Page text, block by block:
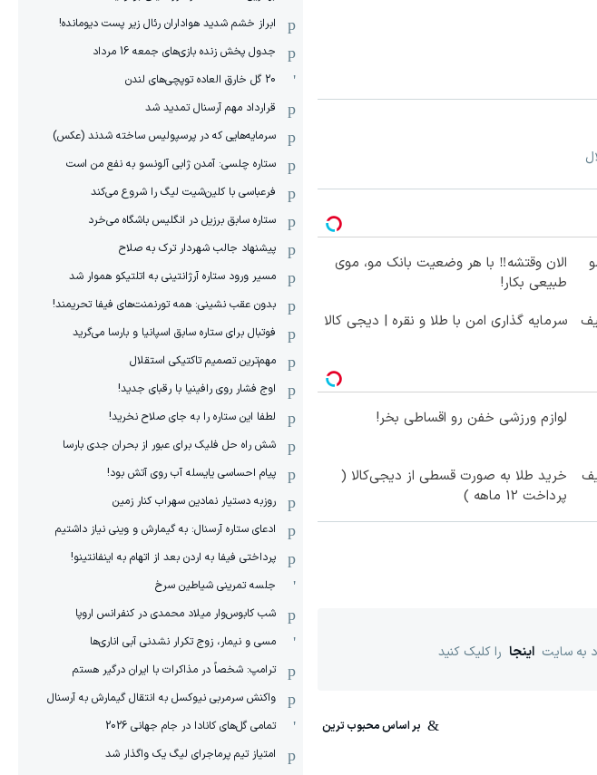
الان وقتشه‼️ با هر وضعیت بانک مو، موی
طبیعی بکار!
سرمایه گذاری امن با طلا و نقره | دیجی کالا
لوازم ورزشی خفن رو اقساطی بخر!
خرید طلا به صورت قسطی از دیجی‌کالا (
پرداخت 12 ماهه )
به سایت اینجا را کلیک کنید
ابراز خشم شدید هواداران رئال زیر پست دیومانده!
جدول پخش زنده بازی‌های جمعه 16 مرداد
20 گل خارق العاده توپچی‌های لندن
قرارداد مهم آرسنال تمدید شد
سرمایه‌هایی که در پرسپولیس ساخته شدند (عکس)
ستاره چلسی: آمدن ژابی آلونسو به نفع من است
فرعباسی با کلین‌شیت لیگ را شروع می‌کند
ستاره سابق برزیل در انگلیس باشگاه می‌خرد
پیشنهاد جالب شهردار ترک به صلاح
مسیر ورود ستاره آرژانتینی به اتلتیکو هموار شد
بدون عقب نشینی: همه تورنمنت‌های فیفا تحریمند!
فوتبال برای ستاره سابق اسپانیا و بارسا می‌گرید
مهم‌ترین تصمیم تاکتیکی استقلال
اوج فشار روی رافینیا با رقبای جدید!
لطفا این ستاره را به جای صلاح نخرید!
شش راه حل فلیک برای عبور از بحران جدی بارسا
پیام احساسی یایسله آب روی آتش بود!
روزبه دستیار نمادین سهراب کنار زمین
ادعای ستاره آرسنال: به گیمارش و وینی نیاز داشتیم
پرداختی فیفا به اردن بعد از اتهام به اینفانتینو!
جلسه تمرینی شیاطین سرخ
شب کابوس‌وار میلاد محمدی در کنفرانس اروپا
مسی و نیمار، زوج تکرار نشدنی آبی اناری‌ها
ترامپ: شخصاً در مذاکرات با ایران درگیر هستم
واکنش سرمربی نیوکسل به انتقال گیمارش به آرسنال
تمامی گل‌های کانادا در جام جهانی 2026
امتیاز تیم پرماجرای لیگ یک واگذار شد